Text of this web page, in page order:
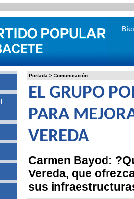
Portada > Comunicación
EL GRUPO
PARA
VEREDA
Carmen Bayod:
Vereda, que
sus